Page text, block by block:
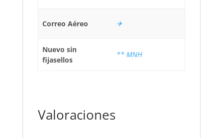
Correo Aéreo ✈
Nuevo sin
fijasellos
** MNH
Valoraciones